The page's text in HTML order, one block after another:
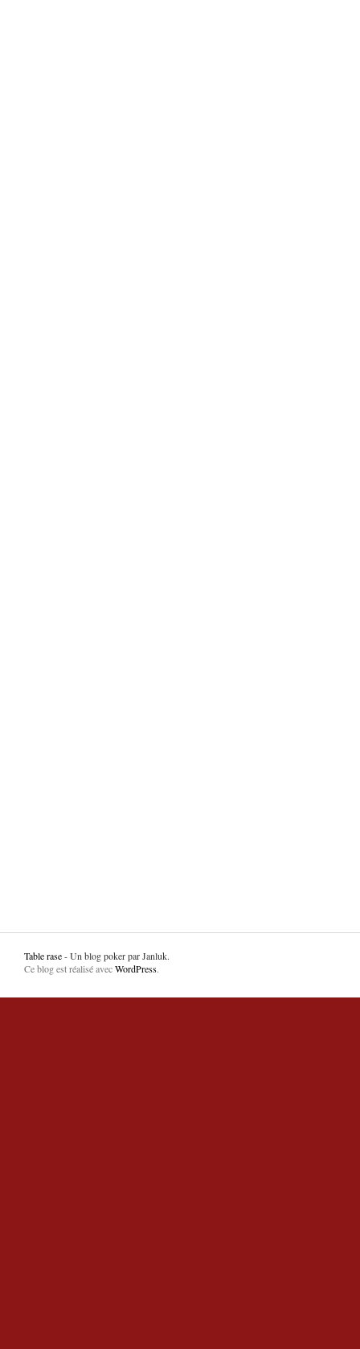
Table rase- Un blog poker par Janluk.
Ce blog est réalisé avecWordPress.